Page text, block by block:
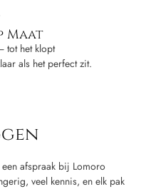
Maat
tot het klopt
als het perfect zit.
afspraak bij Lomoro
veel kennis, en elk pak